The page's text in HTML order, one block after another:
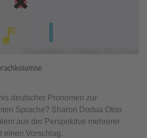
deutscher Pronomen zur
Sprache? Sharon Dodua Otoo
aus der Perspektive mehrerer
einen Vorschlag.